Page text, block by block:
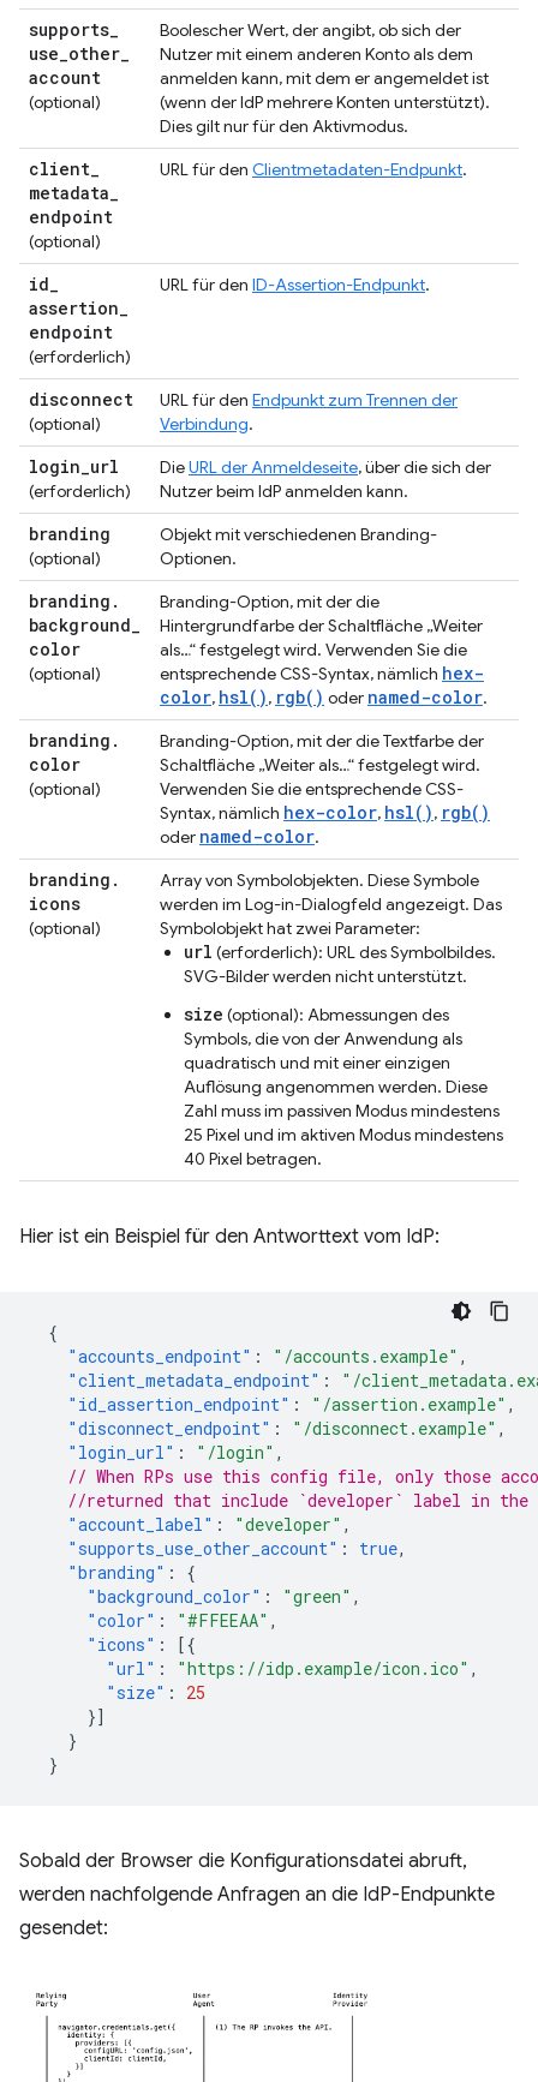
supports_
use_other_
account
(optional)
Boolescher Wert, der angibt, ob sich der
Nutzer mit einem anderen Konto als dem
anmelden kann, mit dem er angemeldet ist
(wenn der IdP mehrere Konten unterstützt).
Dies gilt nur für den Aktivmodus.
client_
metadata_
endpoint
(optional)
URL für den Clientmetadaten-Endpunkt.
id_
assertion_
endpoint
(erforderlich)
URL für den ID-Assertion-Endpunkt.
disconnect
(optional)
URL für den Endpunkt zum Trennen der
Verbindung.
login_url
(erforderlich)
DieURL der Anmeldeseite, über die sich der
Nutzer beim IdP anmelden kann.
branding
(optional)
Objekt mit verschiedenen Branding-
Optionen.
branding .
background_
color
(optional)
Branding-Option, mit der die
Hintergrundfarbe der Schaltfläche „Weiter
als…“ festgelegt wird. Verwenden Sie die
entsprechende CSS-Syntax, nämlich hex-
color, hsl(), rgb() oder named-color.
branding .
color
(optional)
Branding-Option, mit der die Textfarbe der
Schaltfläche „Weiter als…“ festgelegt wird.
Verwenden Sie die entsprechende CSS-
Syntax, nämlich hex-color, hsl(), rgb()
oder named-color.
branding .
icons
(optional)
Array von Symbolobjekten. Diese Symbole
werden im Log-in-Dialogfeld angezeigt. Das
Symbolobjekt hat zwei Parameter:
url (erforderlich): URL des Symbolbildes.
SVG-Bilder werden nicht unterstützt.
size (optional): Abmessungen des
Symbols, die von der Anwendung als
quadratisch und mit einer einzigen
Auflösung angenommen werden. Diese
Zahl muss im passiven Modus mindestens
25 Pixel und im aktiven Modus mindestens
40 Pixel betragen.
Hier ist ein Beispiel für den Antworttext vom IdP:
{
"accounts_endpoint" : "/accounts.example" ,
"client_metadata_endpoint" :
"/
"id_assertion_endpoint" : "/assertion.example" ,
"disconnect_endpoint" : "/disconnect.example" ,
"login_url" : "/login" ,
// When RPs use this config file, only those
//returned that include `developer` label in the
"account_label" : "developer" ,
"supports_use_other_account" : true,
"branding" :
{
"background_color" : "green" ,
"color" : "#FFEEAA" ,
"icons" :
[{
"url" : "https://idp.example/icon.ico" ,
"size" :
25
}]
}
}
Sobald der Browser die Konfigurationsdatei abruft,
werden nachfolgende Anfragen an die IdP-Endpunkte
gesendet: